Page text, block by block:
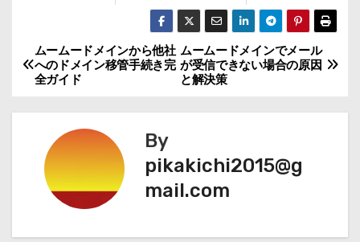
投
稿
ビ
ゲ
ムームードメインでメール
が受信できない場合の原因
と解決策
ムームードメインから他社
へのドメイン移管手続き完
全ガイド
By
pikakichi2015@g
mail.com